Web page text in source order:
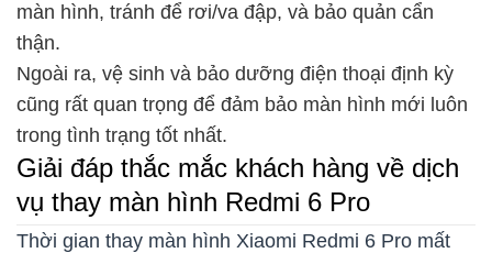
màn hình, tránh để rơi/va đập, và bảo quản cẩn
thận.
Ngoài ra, vệ sinh và bảo dưỡng điện thoại định kỳ
cũng rất quan trọng để đảm bảo màn hình mới luôn
trong tình trạng tốt nhất.
Giải đáp thắc mắc khách hàng về dịch
vụ thay màn hình Redmi 6 Pro
Thời gian thay màn hình Xiaomi Redmi 6 Pro mất